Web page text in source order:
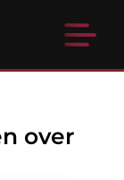
over